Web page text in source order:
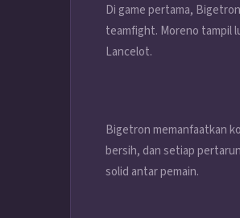
Di game pertama,
teamfight. Moreno tampil
Lancelot.
Bigetron memanfaatkan
bersih, dan setiap
solid antar pemain.